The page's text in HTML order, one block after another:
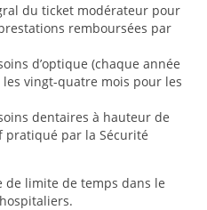
du ticket modérateur pour
remboursées par
d’optique (chaque année
vingt-quatre mois pour les
dentaires à hauteur de
pratiqué par la Sécurité
de limite de temps dans le